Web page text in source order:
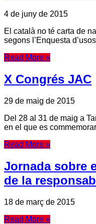
4 de juny de 2015
El català no té carta de
segons l’Enquesta
Read More »
X Congrés JAC
29 de maig de 2015
Del 28 al 31 de maig a
en el que es
Read More »
Jornada sobre
de la
18 de març de 2015
Read More »